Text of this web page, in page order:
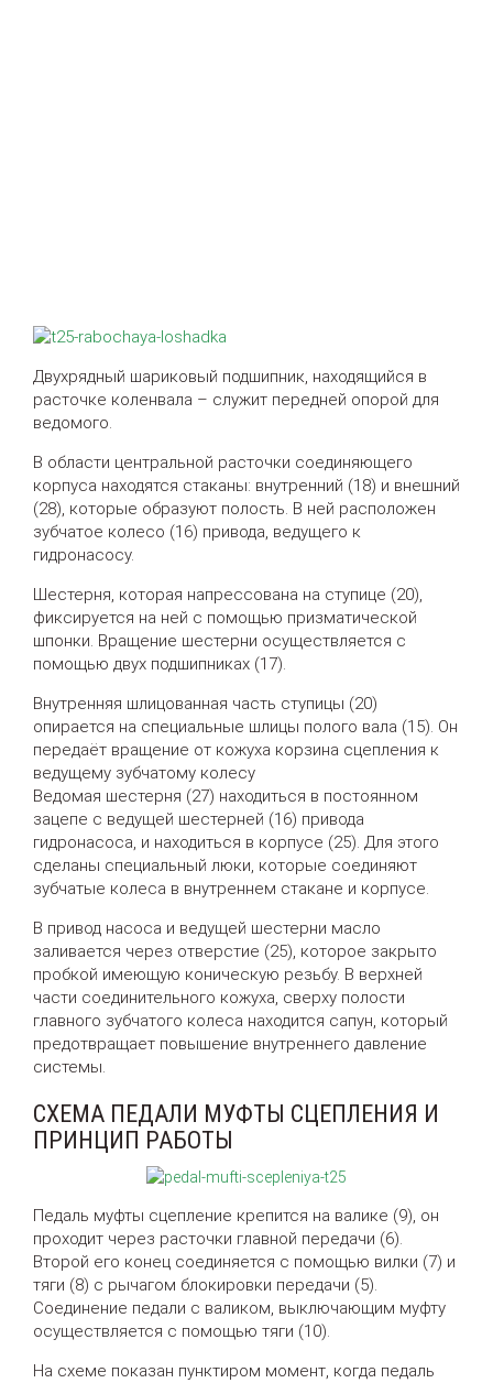
Двухрядный шариковый подшипник, находящийся в
расточке коленвала – служит передней опорой для
ведомого.
В области центральной расточки соединяющего
корпуса находятся стаканы: внутренний (18) и внешний
(28), которые образуют полость. В ней расположен
зубчатое колесо (16) привода, ведущего к
гидронасосу.
Шестерня, которая напрессована на ступице (20),
фиксируется на ней с помощью призматической
шпонки. Вращение шестерни осуществляется с
помощью двух подшипниках (17).
Внутренняя шлицованная часть ступицы (20)
опирается на специальные шлицы полого вала (15). Он
передаёт вращение от кожуха корзина сцепления к
ведущему зубчатому колесу
Ведомая шестерня (27) находиться в постоянном
зацепе с ведущей шестерней (16) привода
гидронасоса, и находиться в корпусе (25). Для этого
сделаны специальный люки, которые соединяют
зубчатые колеса в внутреннем стакане и корпусе.
В привод насоса и ведущей шестерни масло
заливается через отверстие (25), которое закрыто
пробкой имеющую коническую резьбу. В верхней
части соединительного кожуха, сверху полости
главного зубчатого колеса находится сапун, который
предотвращает повышение внутреннего давление
системы.
СХЕМА ПЕДАЛИ МУФТЫ СЦЕПЛЕНИЯ И
ПРИНЦИП РАБОТЫ
Педаль муфты сцепление крепится на валике (9), он
проходит через расточки главной передачи (6).
Второй его конец соединяется с помощью вилки (7) и
тяги (8) с рычагом блокировки передачи (5).
Соединение педали с валиком, выключающим муфту
осуществляется с помощью тяги (10).
На схеме показан пунктиром момент, когда педаль